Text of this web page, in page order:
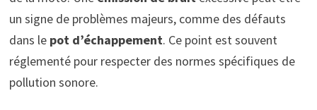
un signe de problèmes majeurs, comme des défauts
dans le pot d’échappement. Ce point est souvent
réglementé pour respecter des normes spécifiques de
pollution sonore.